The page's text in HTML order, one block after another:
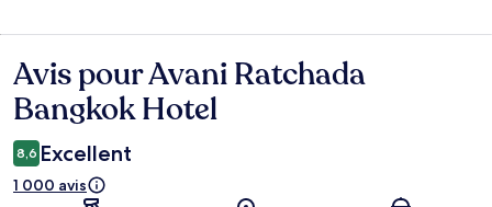
Avis
Avis pour Avani Ratchada
Bangkok Hotel
8,6 Excellent
1 000 avis